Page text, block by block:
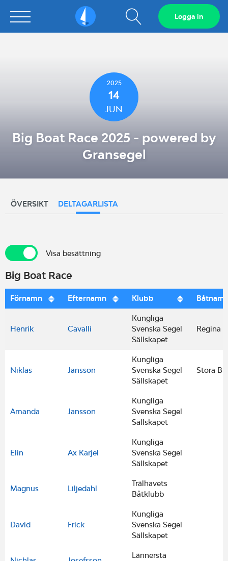
Sailarena Visa
sökfält
Logga in
2025
14
JUN
Big Boat Race 2025 - powered by
Gransegel
ÖVERSIKT DELTAGARLISTA
Visa besättningVisa besättning
Big Boat Race
Förnamn Efternamn Klubb
Henrik Cavalli
Kungliga
Svenska Segel
Sällskapet
Regina
Niklas Jansson
Kungliga
Svenska Segel
Sällskapet
Stora Blå
Amanda Jansson
Kungliga
Svenska Segel
Sällskapet
Elin Ax Karjel
Kungliga
Svenska Segel
Sällskapet
Magnus Liljedahl
Trälhavets
Båtklubb
David Frick
Kungliga
Svenska Segel
Sällskapet
Lännersta